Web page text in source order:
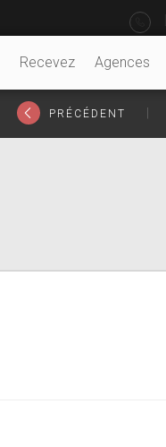
Recevez Agences
PRÉCÉDENT